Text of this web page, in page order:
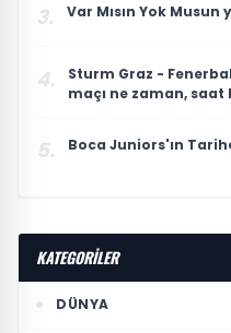
3. Var Mısın Yok
4.
Sturm Graz -
maçı ne zaman,
5. Boca Juniors'ın
KATEGORİLER
DÜNYA